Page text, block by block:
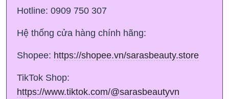
Hotline: 0909 750 307
Hệ thống cửa hàng chính hãng:
Shopee: https://shopee.vn/sarasbeauty.store
TikTok Shop:
https://www.tiktok.com/@sarasbeautyvn